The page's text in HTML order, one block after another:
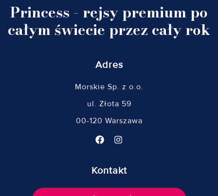
Princess - rejsy premium po
całym świecie przez cały rok
Adres
Morskie Sp. z o.o.
ul. Złota 59
00-120 Warszawa
Kontakt